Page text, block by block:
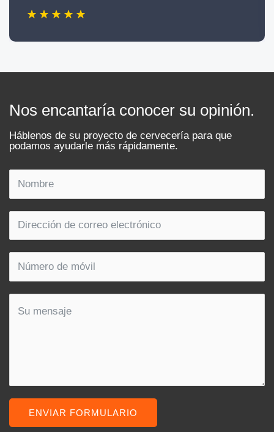
Nos encantaría conocer su opinión.
Háblenos de su proyecto de cervecería para que
podamos ayudarle más rápidamente.
ENVIAR FORMULARIO